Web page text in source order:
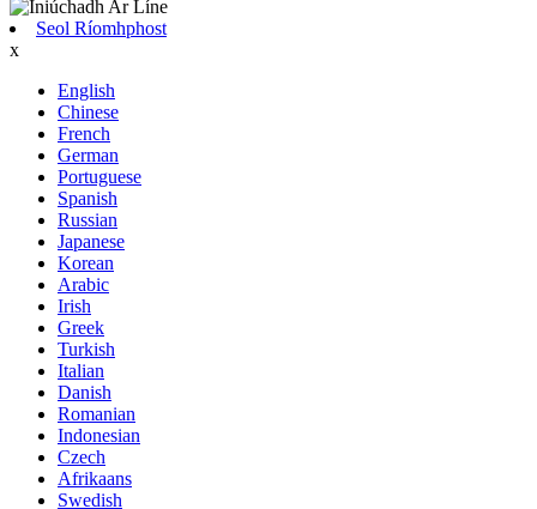
Seol Ríomhphost
x
English
Chinese
French
German
Portuguese
Spanish
Russian
Japanese
Korean
Arabic
Irish
Greek
Turkish
Italian
Danish
Romanian
Indonesian
Czech
Afrikaans
Swedish